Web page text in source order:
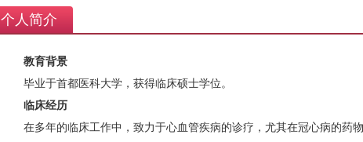
个人简介
教育背景
毕业于首都医科大学，获得临床硕士学位。
临床经历
在多年的临床工作中，致力于心血管疾病的诊疗，尤其在冠心病的药物